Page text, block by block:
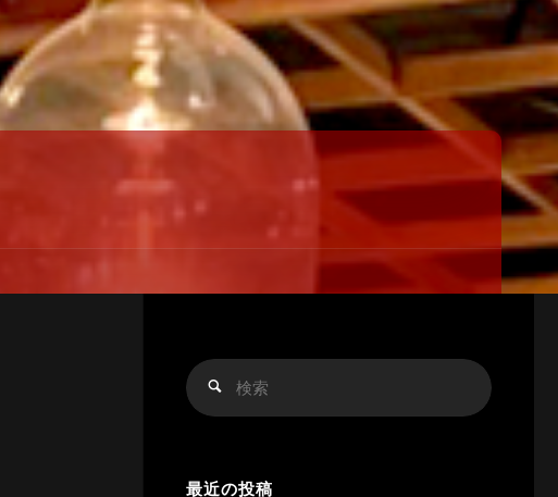
検
最近の投稿